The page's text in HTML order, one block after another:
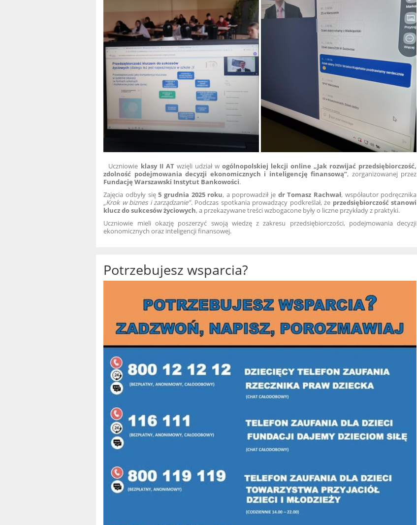
Uczniowie klasy II ATwzięli udział w ogólnopolskiej lekcji online„Jak rozwijać przedsiębiorczość,
zdolność podejmowania decyzji ekonomicznych i inteligencję finansową”, zorganizowanej przez
Fundację Warszawski Instytut Bankowości.
Zajęcia odbyły się5 grudnia 2025 roku, a poprowadził je dr Tomasz Rachwał, współautor podręcznika
„Krok w biznes i zarządzanie”. Podczas spotkania prowadzący podkreślał, że przedsiębiorczość stanowi
klucz do sukcesów życiowych, a przekazywane treści wzbogacone były o liczne przykłady z praktyki.
Uczniowie mieli okazję poszerzyć swoją wiedzę z zakresu przedsiębiorczości, podejmowania decyzji
ekonomicznych oraz inteligencji finansowej.
Potrzebujesz wsparcia?